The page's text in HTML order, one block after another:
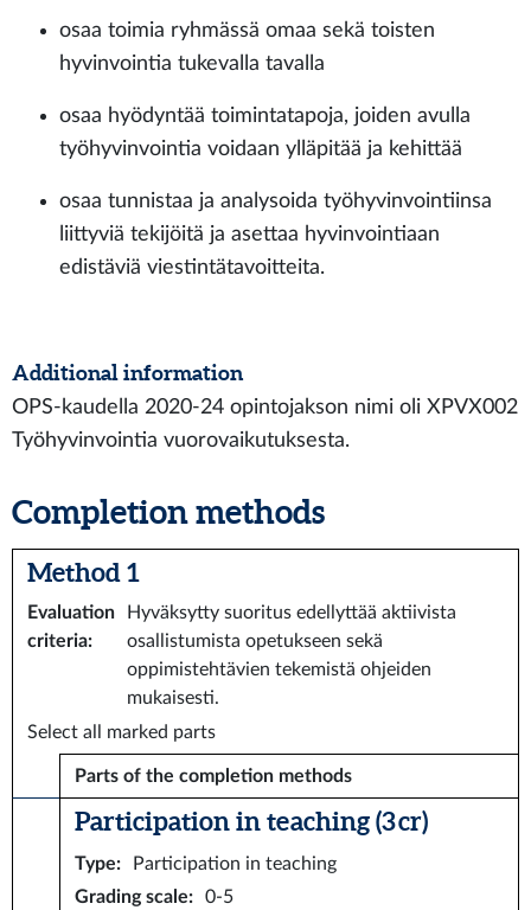
osaa toimia ryhmässä omaa sekä toisten
hyvinvointia tukevalla tavalla
osaa hyödyntää toimintatapoja, joiden avulla
työhyvinvointia voidaan ylläpitää ja kehittää
osaa tunnistaa ja analysoida työhyvinvointiinsa
liittyviä tekijöitä ja asettaa hyvinvointiaan
edistäviä viestintätavoitteita.
Additional information
OPS-kaudella 2020-24 opintojakson nimi oli XPVX002
Työhyvinvointia vuorovaikutuksesta.
Completion methods
Method 1
Evaluation
criteria:
Hyväksytty suoritus edellyttää aktiivista
osallistumista opetukseen sekä
oppimistehtävien tekemistä ohjeiden
mukaisesti.
Select all marked parts
Parts of the completion methods
Participation in teaching (3 cr)
Type:
Participation in teaching
Grading scale: 0-5